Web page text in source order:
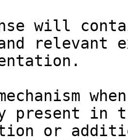
will
relevant
in
or